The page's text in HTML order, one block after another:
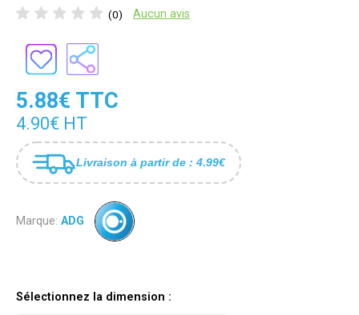
(0) Aucun avis
5.88€ TTC
4.90€ HT
Livraison à partir de : 4.99€
Marque: ADG
Sélectionnez la dimension :